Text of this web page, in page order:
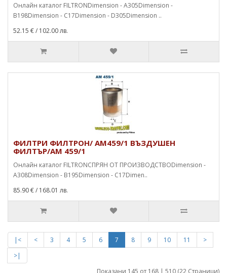
Онлайн каталог FILTRONDimension - A305Dimension -
B198Dimension - C17Dimension - D305Dimension ..
52.15 €/ 102.00 лв.
ФИЛТРИ ФИЛТРОН/ AM459/1 ВЪЗДУШЕН
ФИЛТЪР/AM 459/1
Онлайн каталог FILTRONСПРЯН ОТ ПРОИЗВОДСТВОDimension -
A308Dimension - B195Dimension - C17Dimen..
85.90 €/ 168.01 лв.
|< < 3 4 5 6 7 8 9 10 11
>
>|
Показани 145 от 168 | 510 (22 Страници)